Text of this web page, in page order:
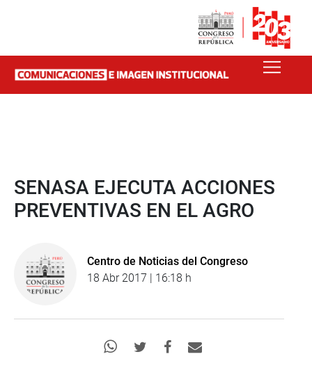
SENASA EJECUTA ACCIONES
PREVENTIVAS EN EL AGRO
Centro de Noticias del Congreso
18 Abr 2017 | 16:18 h